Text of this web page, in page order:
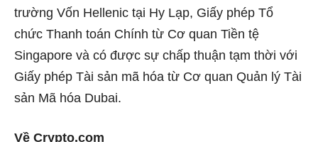
trường Vốn Hellenic tại Hy Lạp, Giấy phép Tổ
chức Thanh toán Chính từ Cơ quan Tiền tệ
Singapore và có được sự chấp thuận tạm thời với
Giấy phép Tài sản mã hóa từ Cơ quan Quản lý Tài
sản Mã hóa Dubai.
Về Crypto.com